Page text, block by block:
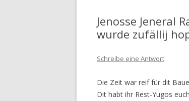
Jenosse Jeneral
wurde zufällij
Schreibe eine Antwort
Die Zeit war reif für dit
Dit habt ihr Rest-Yugos